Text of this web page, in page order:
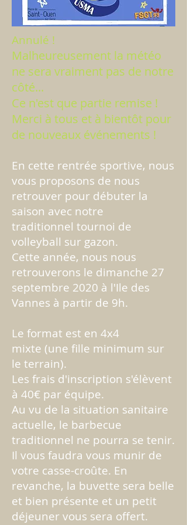
Annulé !
Malheureusement la météo
ne sera vraiment pas de notre
côté...
Ce n'est que partie remise !
Merci à tous et à bientôt pour
de nouveaux événements !
En cette rentrée sportive, nous
vous proposons de nous
retrouver pour débuter la
saison avec notre
traditionnel tournoi de
volleyball sur gazon.
Cette année, nous nous
retrouverons le dimanche 27
septembre 2020 à l'Ile des
Vannes à partir de 9h.
Le format est en 4x4
mixte (une fille minimum sur
le terrain).
Les frais d'inscription s'élèvent
à 40€ par équipe.
Au vu de la situation sanitaire
actuelle, le barbecue
traditionnel ne pourra se tenir.
Il vous faudra vous munir de
votre casse-croûte. En
revanche, la buvette sera belle
et bien présente et un petit
déjeuner vous sera offert.